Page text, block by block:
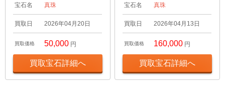
宝石名 真珠
買取日 2026年04月20日
買取価格 50,000 円
買取宝石詳細へ
宝石名 真珠
買取日 2026年04月13日
買取価格 160,000 円
買取宝石詳細へ